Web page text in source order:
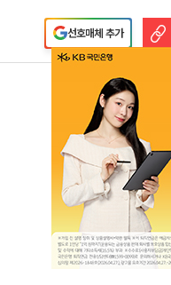
선호매체 추가